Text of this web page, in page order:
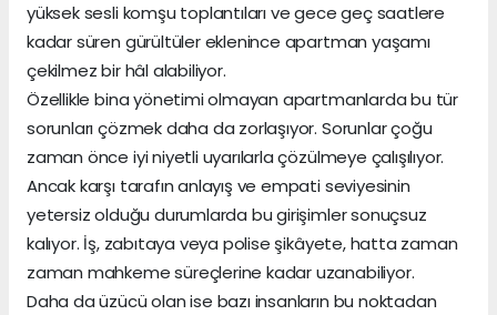
yüksek sesli komşu toplantıları ve gece geç saatlere
kadar süren gürültüler eklenince apartman yaşamı
çekilmez bir hâl alabiliyor.
Özellikle bina yönetimi olmayan apartmanlarda bu tür
sorunları çözmek daha da zorlaşıyor. Sorunlar çoğu
zaman önce iyi niyetli uyarılarla çözülmeye çalışılıyor.
Ancak karşı tarafın anlayış ve empati seviyesinin
yetersiz olduğu durumlarda bu girişimler sonuçsuz
kalıyor. İş, zabıtaya veya polise şikâyete, hatta zaman
zaman mahkeme süreçlerine kadar uzanabiliyor.
Daha da üzücü olan ise bazı insanların bu noktadan